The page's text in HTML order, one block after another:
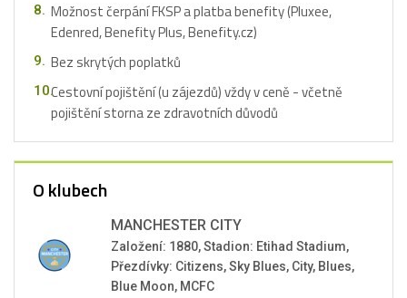
Možnost čerpání FKSP a platba benefity (Pluxee,
Edenred, Benefity Plus, Benefity.cz)
Bez skrytých poplatků
Cestovní pojištění (u zájezdů) vždy v ceně - včetně
pojištění storna ze zdravotních důvodů
O klubech
MANCHESTER CITY
Založení: 1880, Stadion: Etihad Stadium,
Přezdívky: Citizens, Sky Blues, City, Blues,
Blue Moon, MCFC